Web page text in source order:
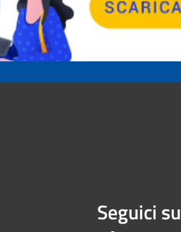
Seguici su